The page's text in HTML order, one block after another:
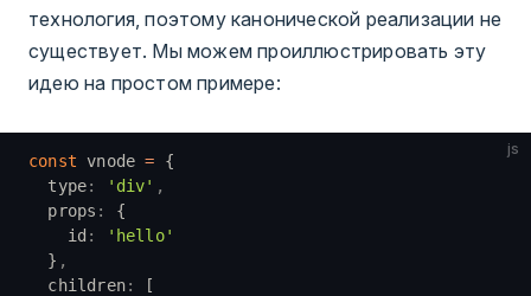
технология, поэтому канонической реализации не
существует. Мы можем проиллюстрировать эту
идею на простом примере:
js
const vnode = {
  type
: 'div' ,
  props
:
{
    id
:
'hello'
  }
,
  children
:
[